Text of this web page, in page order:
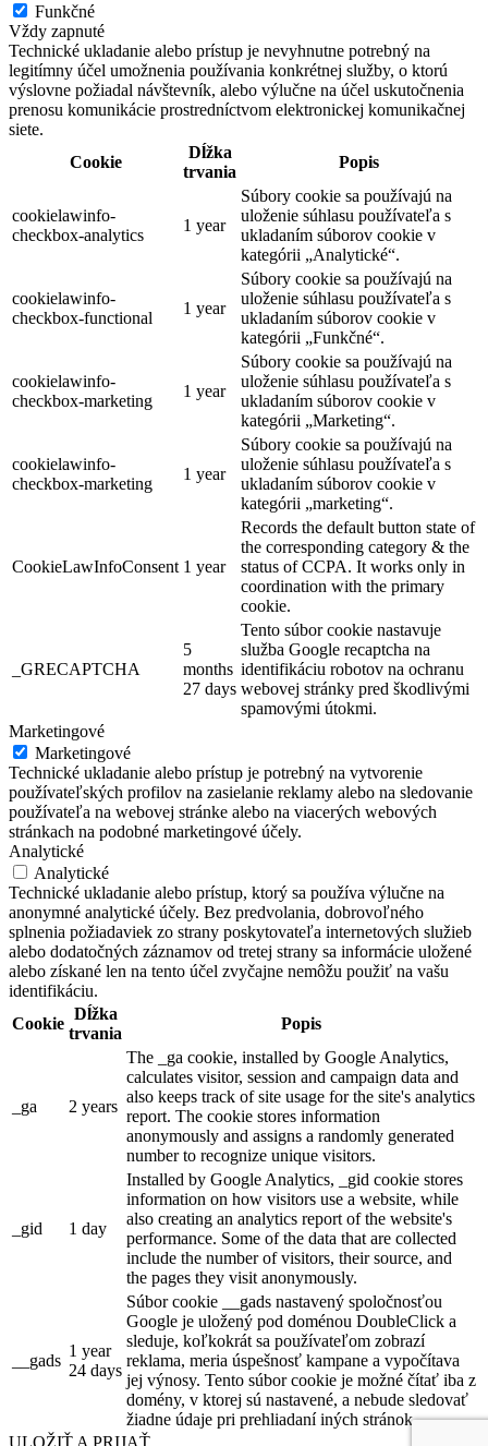
Funkčné
Vždy zapnuté
Technické ukladanie alebo prístup je nevyhnutne potrebný na
legitímny účel umožnenia používania konkrétnej služby, o ktorú
výslovne požiadal návštevník, alebo výlučne na účel uskutočnenia
prenosu komunikácie prostredníctvom elektronickej komunikačnej
siete.
Cookie
Dĺžka
trvania
Popis
cookielawinfo-
checkbox-analytics
1 year
Súbory cookie sa používajú na
uloženie súhlasu používateľa s
ukladaním súborov cookie v
kategórii „Analytické“.
cookielawinfo-
checkbox-functional
1 year
Súbory cookie sa používajú na
uloženie súhlasu používateľa s
ukladaním súborov cookie v
kategórii „Funkčné“.
cookielawinfo-
checkbox-marketing
1 year
Súbory cookie sa používajú na
uloženie súhlasu používateľa s
ukladaním súborov cookie v
kategórii „Marketing“.
cookielawinfo-
checkbox-marketing
1 year
Súbory cookie sa používajú na
uloženie súhlasu používateľa s
ukladaním súborov cookie v
kategórii „marketing“.
CookieLawInfoConsent 1 year
Records the default button state of
the corresponding category & the
status of CCPA. It works only in
coordination with the primary
cookie.
_GRECAPTCHA
5
months
27 days
Tento súbor cookie nastavuje
služba Google recaptcha na
identifikáciu robotov na ochranu
webovej stránky pred škodlivými
spamovými útokmi.
Marketingové
Marketingové
Technické ukladanie alebo prístup je potrebný na vytvorenie
používateľských profilov na zasielanie reklamy alebo na sledovanie
používateľa na webovej stránke alebo na viacerých webových
stránkach na podobné marketingové účely.
Analytické
Analytické
Technické ukladanie alebo prístup, ktorý sa používa výlučne na
anonymné analytické účely. Bez predvolania, dobrovoľného
splnenia požiadaviek zo strany poskytovateľa internetových služieb
alebo dodatočných záznamov od tretej strany sa informácie uložené
alebo získané len na tento účel zvyčajne nemôžu použiť na vašu
identifikáciu.
Cookie
Dĺžka
trvania
Popis
_ga 2 years
The _ga cookie, installed by Google Analytics,
calculates visitor, session and campaign data and
also keeps track of site usage for the site's analytics
report. The cookie stores information
anonymously and assigns a randomly generated
number to recognize unique visitors.
_gid 1 day
Installed by Google Analytics, _gid cookie stores
information on how visitors use a website, while
also creating an analytics report of the website's
performance. Some of the data that are collected
include the number of visitors, their source, and
the pages they visit anonymously.
__gads
1 year
24 days
Súbor cookie __gads nastavený spoločnosťou
Google je uložený pod doménou DoubleClick a
sleduje, koľkokrát sa používateľom zobrazí
reklama, meria úspešnosť kampane a vypočítava
jej výnosy. Tento súbor cookie je možné čítať iba z
domény, v ktorej sú nastavené, a nebude sledovať
žiadne údaje pri prehliadaní iných stránok.
ULOŽIŤ A PRIJAŤ